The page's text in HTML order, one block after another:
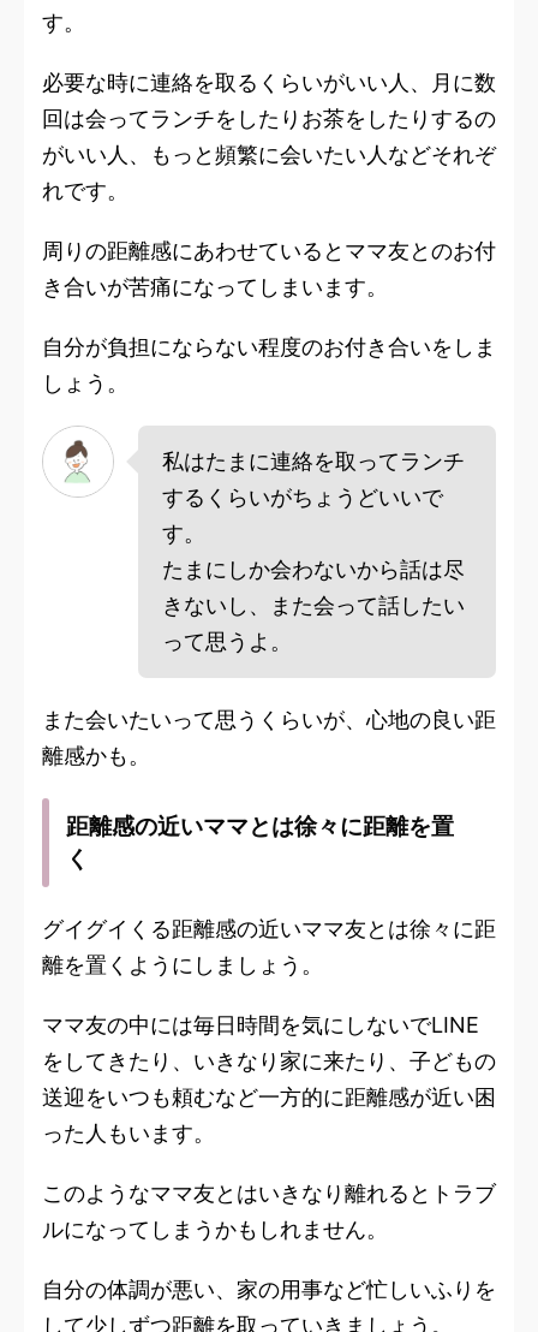
す。
必要な時に連絡を取るくらいがいい人、月に数
回は会ってランチをしたりお茶をしたりするの
がいい人、もっと頻繁に会いたい人などそれぞ
れです。
周りの距離感にあわせているとママ友とのお付
き合いが苦痛になってしまいます。
自分が負担にならない程度のお付き合いをしま
しょう。
私はたまに連絡を取ってランチ
するくらいがちょうどいいで
す。
たまにしか会わないから話は尽
きないし、また会って話したい
って思うよ。
また会いたいって思うくらいが、心地の良い距
離感かも。
距離感の近いママとは徐々に距離を置
く
グイグイくる距離感の近いママ友とは徐々に距
離を置くようにしましょう。
ママ友の中には毎日時間を気にしないでLINE
をしてきたり、いきなり家に来たり、子どもの
送迎をいつも頼むなど一方的に距離感が近い困
った人もいます。
このようなママ友とはいきなり離れるとトラブ
ルになってしまうかもしれません。
自分の体調が悪い、家の用事など忙しいふりを
して少しずつ距離を取っていきましょう。